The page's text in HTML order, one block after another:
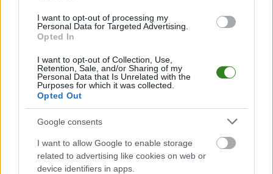
I want to opt-out of processing my
Personal Data for Targeted Advertising.
Opted In
I want to opt-out of Collection, Use,
Retention, Sale, and/or Sharing of my
Personal Data that Is Unrelated with the
Purposes for which it was collected.
Opted Out
Google consents
I want to allow Google to enable storage
related to advertising like cookies on web or
device identifiers in apps.
Płock, odnotowując wynik 4-0. &nbsp; Od pierwszych minut
meczu Wisły Płock z Motorem Lublin było widać, że goście
Wolski wykorzystał zamieszanie w polu k...
Czytaj więcej
Wisła Płock - Motor
Lublin transmisja
na żywo. Gdzie